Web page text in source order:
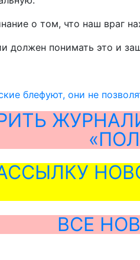
о том, что наш враг
должен понимать это и
блефуют, они не
ВСЕ